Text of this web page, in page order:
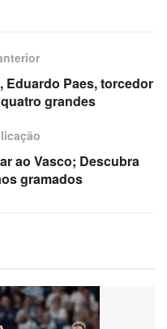
Eduardo Paes, torcedor
grandes
ao Vasco; Descubra
gramados